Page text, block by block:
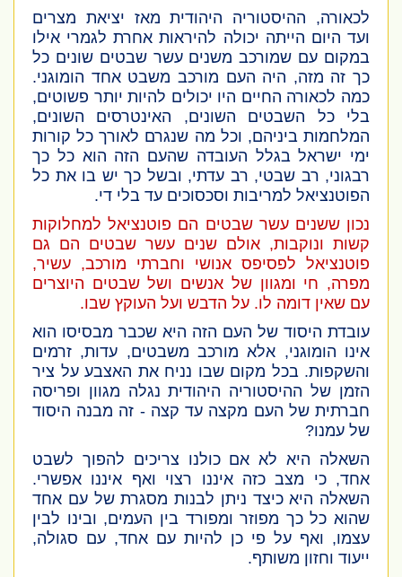
לכאורה, ההיסטוריה היהודית מאז יציאת מצרים
ועד היום הייתה יכולה להיראות אחרת לגמרי אילו
במקום עם שמורכב משנים עשר שבטים שונים כל
כך זה מזה, היה העם מורכב משבט אחד הומוגני.
כמה לכאורה החיים היו יכולים להיות יותר פשוטים,
בלי כל השבטים השונים, האינטרסים השונים,
המלחמות ביניהם, וכל מה שנגרם לאורך כל קורות
ימי ישראל בגלל העובדה שהעם הזה הוא כל כך
רבגוני, רב שבטי, רב עדתי, ובשל כך יש בו את כל
הפוטנציאל למריבות וסכסוכים עד בלי די.
נכון ששנים עשר שבטים הם פוטנציאל למחלוקות
קשות ונוקבות, אולם שנים עשר שבטים הם גם
פוטנציאל לפסיפס אנושי וחברתי מורכב, עשיר,
מפרה, חי ומגוון של אנשים ושל שבטים היוצרים
עם שאין דומה לו. על הדבש ועל העוקץ שבו.
עובדת היסוד של העם הזה היא שכבר מבסיסו הוא
אינו הומוגני, אלא מורכב משבטים, עדות, זרמים
והשקפות. בכל מקום שבו נניח את האצבע על ציר
הזמן של ההיסטוריה היהודית נגלה מגוון ופריסה
חברתית של העם מקצה עד קצה - זה מבנה היסוד
של עמנו?
השאלה היא לא אם כולנו צריכים להפוך לשבט
אחד, כי מצב כזה איננו רצוי ואף איננו אפשרי.
השאלה היא כיצד ניתן לבנות מסגרת של עם אחד
שהוא כל כך מפוזר ומפורד בין העמים, ובינו לבין
עצמו, ואף על פי כן להיות עם אחד, עם סגולה,
ייעוד וחזון משותף.